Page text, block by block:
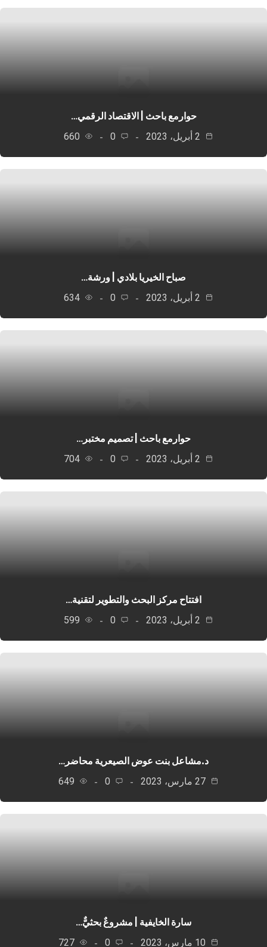
حوارمع باحث | الاقتصاد الرقمي…
0
660
صباح الخيريا بلادي | ورشة…
0
634
حوارمع باحث | تصميم مختبر…
0
704
افتتاح مركز البحث والتطوير لتقنية…
0
599
د.مشاعل بنت عوض الصيعرية محاضر…
0
649
سارة الخايفية | مشروعٌ بحثيٌّ…
0
727